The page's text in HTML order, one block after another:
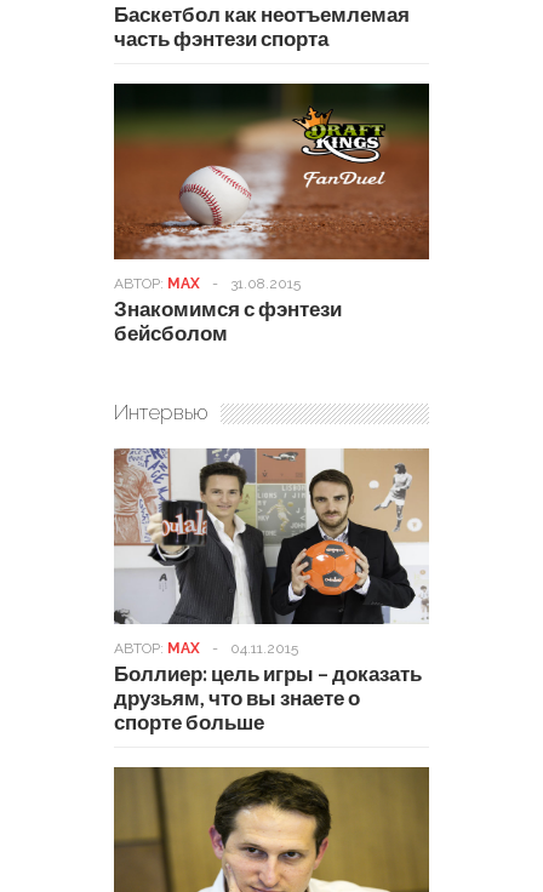
Баскетбол как неотъемлемая
часть фэнтези спорта
АВТОР: MAX - 31.08.2015
Знакомимся с фэнтези
бейсболом
Интервью
АВТОР: MAX - 04.11.2015
Боллиер: цель игры – доказать
друзьям, что вы знаете о
спорте больше